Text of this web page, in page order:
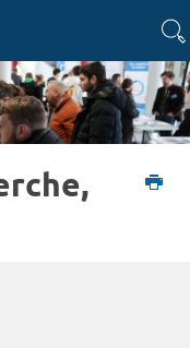
Journées Portes Ouvertes